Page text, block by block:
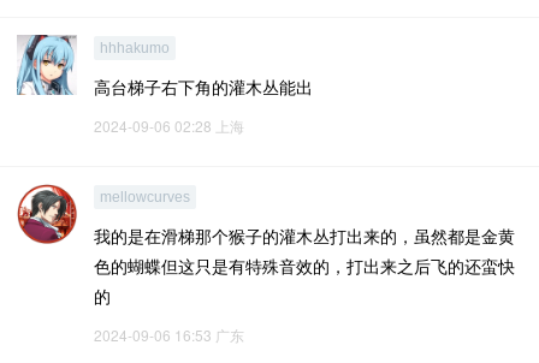
hhhakumo
高台梯子右下角的灌木丛能出
2024-09-06 02:28 上海
mellowcurves
我的是在滑梯那个猴子的灌木丛打出来的，虽然都是金黄
色的蝴蝶但这只是有特殊音效的，打出来之后飞的还蛮快
的
2024-09-06 16:53 广东